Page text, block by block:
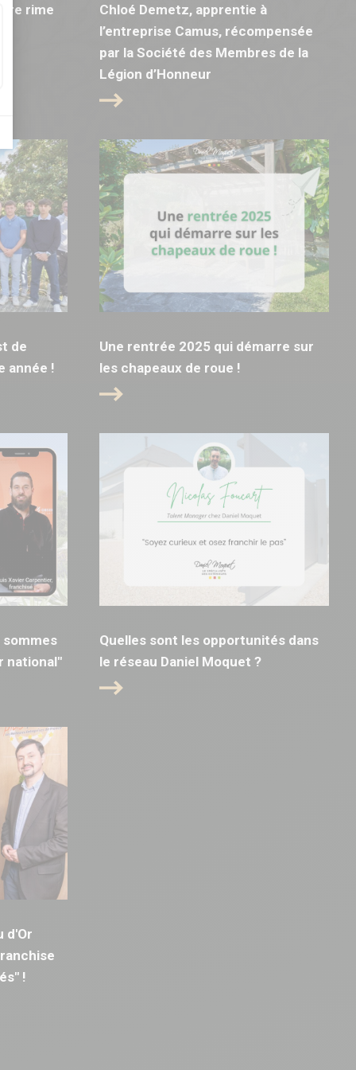
rime
Chloé Demetz, apprentie à
l’entreprise Camus, récompensée
par la Société des Membres de la
Légion d’Honneur
de
année !
Une rentrée 2025 qui démarre sur
les chapeaux de roue !
national"
Quelles sont les opportunités dans
le réseau Daniel Moquet ?
d'Or
!